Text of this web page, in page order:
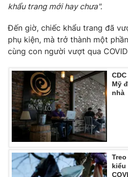
THỜI BÁO VTV
Theo dõi báo trên
Cơ quan chủ quản:Đài Truyền hình
Cơ quan báo chí:Thời báo VTV
Giấy phép hoạt động báo in và báo
cấp ngày 29/12/2023
Tổng Biên tập:Vũ Thanh Thủy
Phó Tổng Biên tập:Nguyễn Thị Mỹ
Nguyễn Trọng Ninh
Tổng đài VTV:024.38 355 931 -
khẩu trang mới hay chưa".
Đến giờ, chiếc khẩu trang đã
phụ kiện, mà trở thành một
cùng con người vượt qua
Mỹ
nhà
kiểu